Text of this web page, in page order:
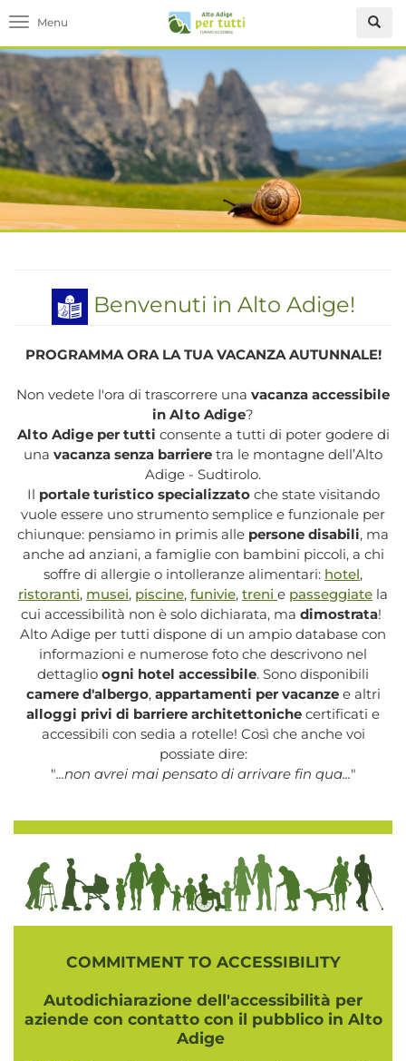
Toggle navigation
Benvenuti in Alto Adige!
PROGRAMMA ORA LA TUA VACANZA AUTUNNALE!
Non vedete l'ora di trascorrere una vacanza accessibile
in Alto Adige?
Alto Adige per tutti consente a tutti di poter godere di
una vacanza senza barriere tra le montagne dell’Alto
Adige - Sudtirolo.
Il portale turistico specializzatoche state visitando
vuole essere uno strumento semplice e funzionale per
chiunque: pensiamo in primis alle persone disabili, ma
anche ad anziani, a famiglie con bambini piccoli, a chi
soffre di allergie o intolleranze alimentari: hotel,
ristoranti, musei, piscine, funivie, treni e passeggiate la
cui accessibilità non è solo dichiarata, ma dimostrata!
Alto Adige per tutti dispone di un ampio database con
informazioni e numerose foto che descrivono nel
dettaglio ogni hotel accessibile. Sono disponibili
camere d'albergo, appartamenti per vacanzee altri
alloggi privi di barriere architettoniche certificati e
accessibili con sedia a rotelle! Così che anche voi
possiate dire:
"...non avrei mai pensato di arrivare fin qua..."
COMMITMENT TO ACCESSIBILITY
Autodichiarazione dell'accessibilità per
aziende con contatto con il pubblico in Alto
Adige